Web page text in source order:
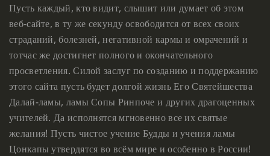
Пусть каждый, кто видит, слышит или думает об этом
веб-сайте, в ту же секунду освободится от всех своих
страданий, болезней, негативной кармы и омрачений и
тотчас же достигнет полного и окончательного
просветления. Силой заслуг по созданию и поддержанию
этого сайта пусть будет долгой жизнь Его Святейшества
Далай-ламы, ламы Сопы Ринпоче и других драгоценных
учителей. Да исполнятся мгновенно все их святые
желания! Пусть чистое учение Будды и учения ламы
Цонкапы утвердятся во всём мире и особенно в России!